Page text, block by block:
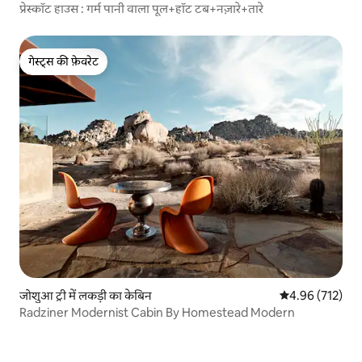
प्रेस्कॉट हाउस : गर्म पानी वाला पूल+हॉट टब+नज़ारे+तारे
गेस्ट्स की फ़ेवरेट
गेस्ट्स की फ़ेवरेट
जोशुआ ट्री में लकड़ी का केबिन औसत रेटिंग 5 में से
4.96 (712)
Radziner Modernist Cabin By Homestead Modern